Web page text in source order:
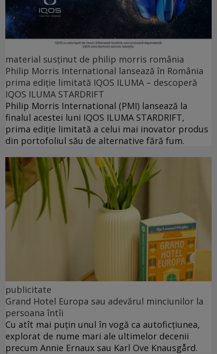
material susținut de philip morris românia
Philip Morris International lansează în România
prima ediție limitată IQOS ILUMA – descoperă
IQOS ILUMA STARDRIFT
Philip Morris International (PMI) lansează la
finalul acestei luni IQOS ILUMA STARDRIFT,
prima ediție limitată a celui mai inovator produs
din portofoliul său de alternative fără fum.
publicitate
Grand Hotel Europa sau adevărul minciunilor la
persoana întîi
Cu atît mai puțin unul în vogă ca autoficțiunea,
explorat de nume mari ale ultimelor decenii
precum Annie Ernaux sau Karl Ove Knausgård.